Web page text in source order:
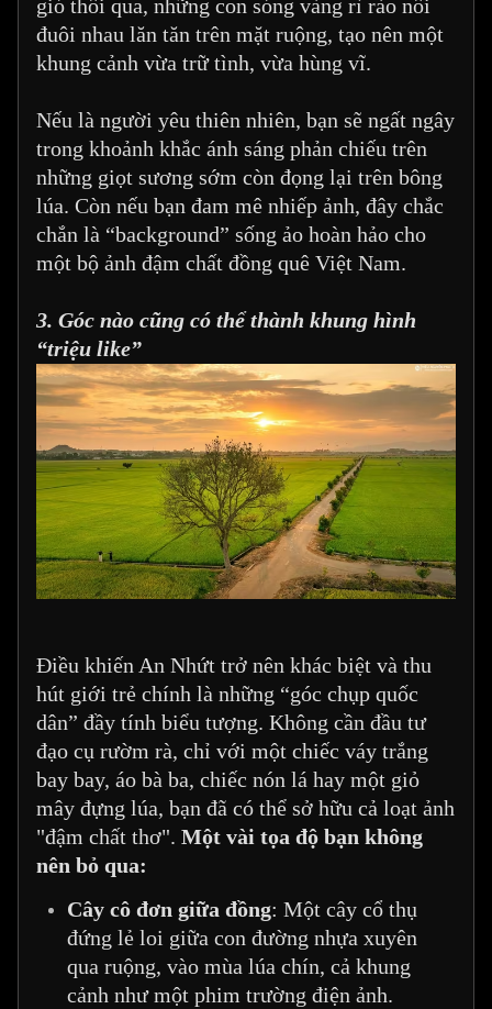
gió thổi qua, những con sóng vàng rì rào nối
đuôi nhau lăn tăn trên mặt ruộng, tạo nên một
khung cảnh vừa trữ tình, vừa hùng vĩ.
Nếu là người yêu thiên nhiên, bạn sẽ ngất ngây
trong khoảnh khắc ánh sáng phản chiếu trên
những giọt sương sớm còn đọng lại trên bông
lúa. Còn nếu bạn đam mê nhiếp ảnh, đây chắc
chắn là “background” sống ảo hoàn hảo cho
một bộ ảnh đậm chất đồng quê Việt Nam.
3. Góc nào cũng có thể thành khung hình
“triệu like”
Điều khiến An Nhứt trở nên khác biệt và thu
hút giới trẻ chính là những “góc chụp quốc
dân” đầy tính biểu tượng. Không cần đầu tư
đạo cụ rườm rà, chỉ với một chiếc váy trắng
bay bay, áo bà ba, chiếc nón lá hay một giỏ
mây đựng lúa, bạn đã có thể sở hữu cả loạt ảnh
"đậm chất thơ". Một vài tọa độ bạn không
nên bỏ qua:
Cây cô đơn giữa đồng: Một cây cổ thụ
đứng lẻ loi giữa con đường nhựa xuyên
qua ruộng, vào mùa lúa chín, cả khung
cảnh như một phim trường điện ảnh.